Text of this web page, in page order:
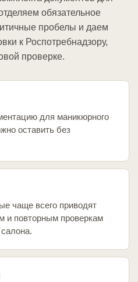
обязательное
пробелы и даем
к Роспотребнадзору,
проверке.
для маникюрного
оставить без
чаще всего приводят
и повторным проверкам